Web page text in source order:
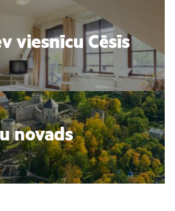
viesnīcu Cēsīs
novads